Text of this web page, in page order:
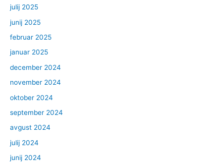
julij 2025
junij 2025
februar 2025
januar 2025
december 2024
november 2024
oktober 2024
september 2024
avgust 2024
julij 2024
junij 2024